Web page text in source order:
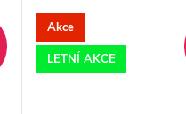
Akce
LETNÍ AKCE